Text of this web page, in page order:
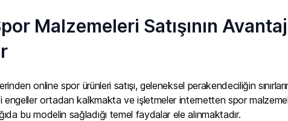
Malzemeleri Satışının
online spor ürünleri satışı, geleneksel perakendeciliğin
ortadan kalkmakta ve işletmeler internetten spor
bu modelin sağladığı temel faydalar ele alınmaktadır.